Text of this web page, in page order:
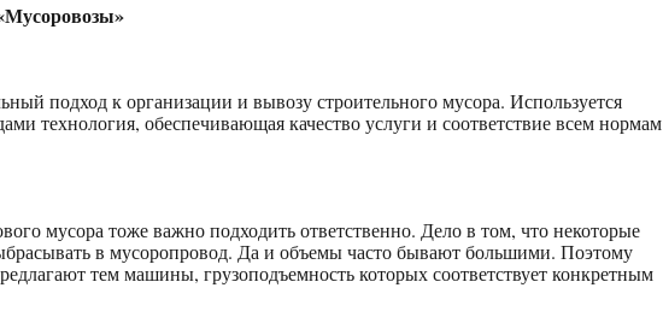
подход к организации и вывозу строительного мусора. Используется
технология, обеспечивающая качество услуги и соответствие всем нормам
мусора тоже важно подходить ответственно. Дело в том, что некоторые
в мусоропровод. Да и объемы часто бывают большими. Поэтому
тем машины, грузоподъемность которых соответствует конкретным